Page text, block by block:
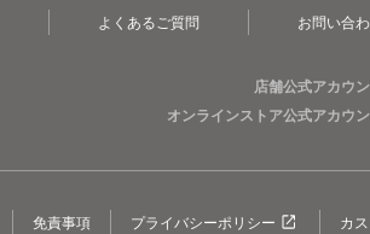
よくあるご質問 お問い合
店舗公式アカウ
オンラインストア公式アカウ
免責事項 プライバシーポリシー カ